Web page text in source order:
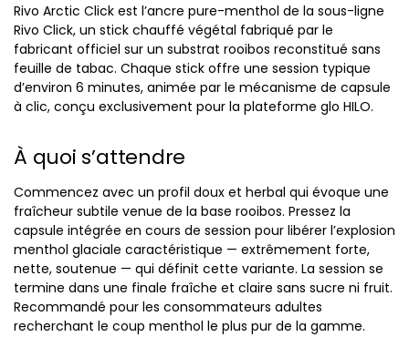
Rivo Arctic Click est l’ancre pure-menthol de la sous-ligne
Rivo Click, un stick chauffé végétal fabriqué par le
fabricant officiel sur un substrat rooibos reconstitué sans
feuille de tabac. Chaque stick offre une session typique
d’environ 6 minutes, animée par le mécanisme de capsule
à clic, conçu exclusivement pour la plateforme glo HILO.
À quoi s’attendre
Commencez avec un profil doux et herbal qui évoque une
fraîcheur subtile venue de la base rooibos. Pressez la
capsule intégrée en cours de session pour libérer l’explosion
menthol glaciale caractéristique — extrêmement forte,
nette, soutenue — qui définit cette variante. La session se
termine dans une finale fraîche et claire sans sucre ni fruit.
Recommandé pour les consommateurs adultes
recherchant le coup menthol le plus pur de la gamme.